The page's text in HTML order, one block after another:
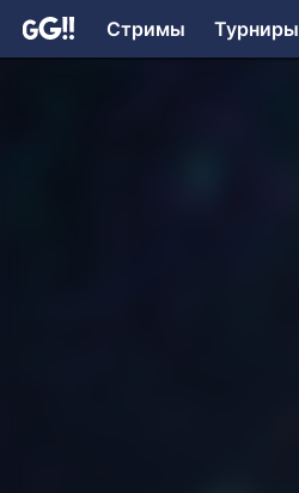
Стримы Турниры